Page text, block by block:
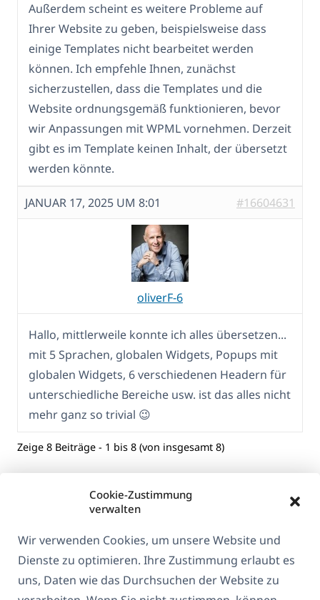
Cookie-Zustimmung
verwalten
Wir verwenden Cookies, um unsere Website und
Dienste zu optimieren. Ihre Zustimmung erlaubt es
uns, Daten wie das Durchsuchen der Website zu
Außerdem scheint es weitere Probleme auf
Ihrer Website zu geben, beispielsweise dass
einige Templates nicht bearbeitet werden
können. Ich empfehle Ihnen, zunächst
sicherzustellen, dass die Templates und die
Website ordnungsgemäß funktionieren, bevor
wir Anpassungen mit WPML vornehmen. Derzeit
gibt es im Template keinen Inhalt, der übersetzt
werden könnte.
JANUAR 17, 2025 UM 8:01 #16604631
oliverF-6
Hallo, mittlerweile konnte ich alles übersetzen...
mit 5 Sprachen, globalen Widgets, Popups mit
globalen Widgets, 6 verschiedenen Headern für
unterschiedliche Bereiche usw. ist das alles nicht
mehr ganz so trivial 😉
Zeige 8 Beiträge - 1 bis 8 (von insgesamt 8)